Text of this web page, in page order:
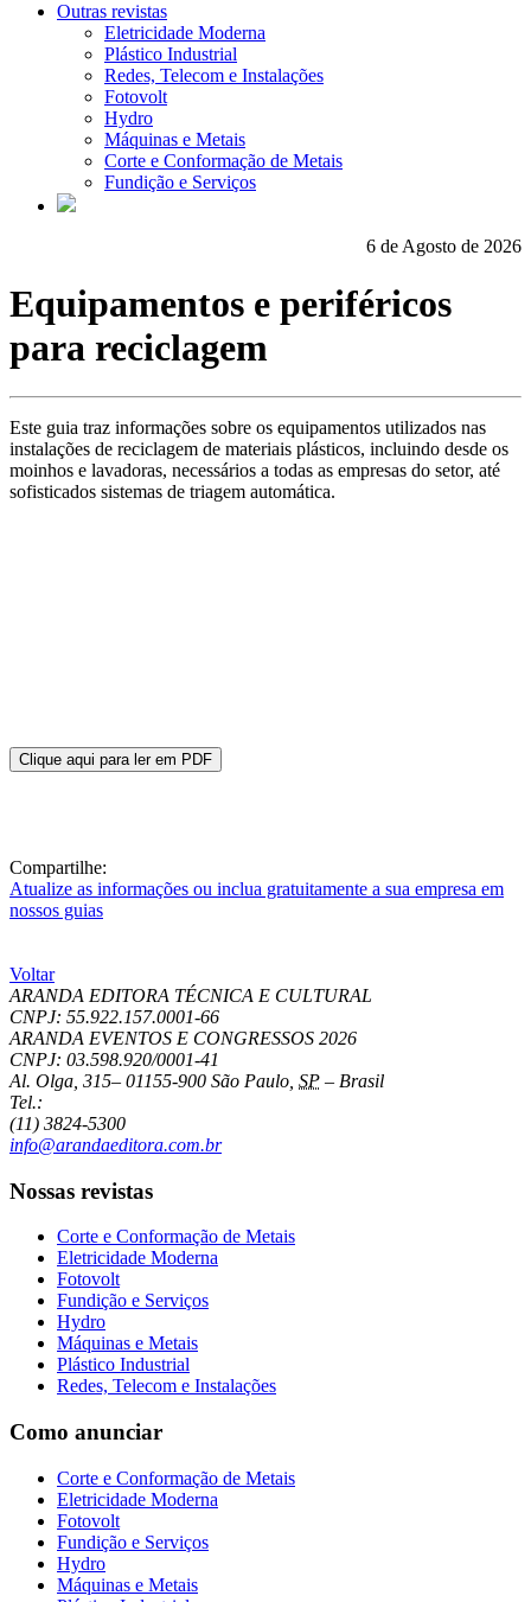
Outras revistas
Eletricidade Moderna
Plástico Industrial
Redes, Telecom e Instalações
Fotovolt
Hydro
Máquinas e Metais
Corte e Conformação de Metais
Fundição e Serviços
6 de Agosto de 2026
Equipamentos e periféricos
para reciclagem
Este guia traz informações sobre os equipamentos utilizados nas
instalações de reciclagem de materiais plásticos, incluindo desde os
moinhos e lavadoras, necessários a todas as empresas do setor, até
sofisticados sistemas de triagem automática.
Clique aqui para ler em PDF
Compartilhe:
Atualize as informações ou inclua gratuitamente a sua empresa em
nossos guias
Voltar
ARANDA EDITORA TÉCNICA E CULTURAL
CNPJ: 55.922.157.0001-66
ARANDA EVENTOS E CONGRESSOS 2026
CNPJ: 03.598.920/0001-41
Al. Olga, 315– 01155-900 São Paulo SP – Brasil
Tel.:
(11) 3824-5300
info@arandaeditora.com.br
Nossas revistas
Corte e Conformação de Metais
Eletricidade Moderna
Fotovolt
Fundição e Serviços
Hydro
Máquinas e Metais
Plástico Industrial
Redes, Telecom e Instalações
Como anunciar
Corte e Conformação de Metais
Eletricidade Moderna
Fotovolt
Fundição e Serviços
Hydro
Máquinas e Metais